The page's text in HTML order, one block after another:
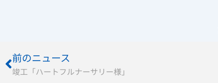
Prev
前のニュース
竣工「ハートフルナーサリー様」